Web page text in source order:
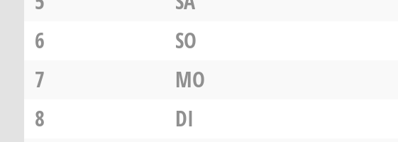
6
SO
7
MO
8
DI